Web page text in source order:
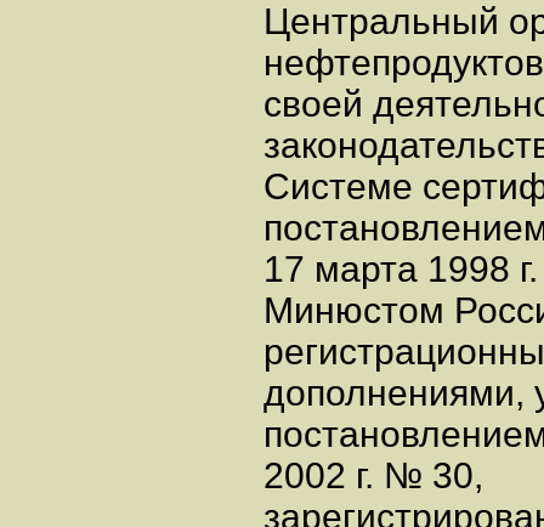
Центральный
своей
Системе
17 марта 1998
Минюстом
дополнениями,
2002 г. № 30,